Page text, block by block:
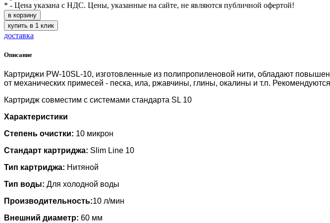
* - Цена указана с НДС. Цены, указанные на сайте, не являются публичной офертой!
в корзину
купить в 1 клик
доставка
Описание
Картриджи PW-10SL-10, изготовленные из полипропиленовой нити, обладают
от механических примесей - песка, ила, ржавчины, глины, окалины и т.п.
Картридж совместим с системами стандарта SL 10
Характеристики
Степень очистки: 10 микрон
Стандарт картриджа: Slim Line 10
Тип картриджа: Нитяной
Тип воды: Для холодной воды
Производительность:10 л/мин
Внешний диаметр: 60 мм